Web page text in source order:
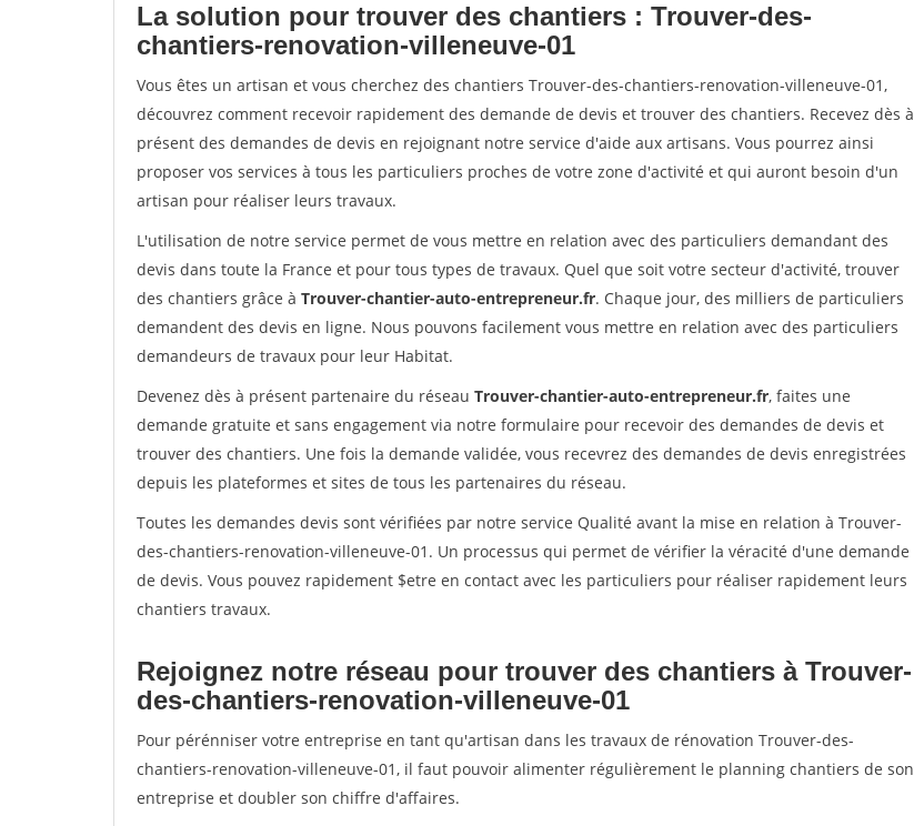
La solution pour trouver des chantiers : Trouver-des-
chantiers-renovation-villeneuve-01
Vous êtes un artisan et vous cherchez des chantiers Trouver-des-chantiers-renovation-villeneuve-01,
découvrez comment recevoir rapidement des demande de devis et trouver des chantiers. Recevez dès à
présent des demandes de devis en rejoignant notre service d'aide aux artisans. Vous pourrez ainsi
proposer vos services à tous les particuliers proches de votre zone d'activité et qui auront besoin d'un
artisan pour réaliser leurs travaux.
L'utilisation de notre service permet de vous mettre en relation avec des particuliers demandant des
devis dans toute la France et pour tous types de travaux. Quel que soit votre secteur d'activité, trouver
des chantiers grâce à Trouver-chantier-auto-entrepreneur.fr. Chaque jour, des milliers de particuliers
demandent des devis en ligne. Nous pouvons facilement vous mettre en relation avec des particuliers
demandeurs de travaux pour leur Habitat.
Devenez dès à présent partenaire du réseau Trouver-chantier-auto-entrepreneur.fr, faites une
demande gratuite et sans engagement via notre formulaire pour recevoir des demandes de devis et
trouver des chantiers. Une fois la demande validée, vous recevrez des demandes de devis enregistrées
depuis les plateformes et sites de tous les partenaires du réseau.
Toutes les demandes devis sont vérifiées par notre service Qualité avant la mise en relation à Trouver-
des-chantiers-renovation-villeneuve-01. Un processus qui permet de vérifier la véracité d'une demande
de devis. Vous pouvez rapidement $etre en contact avec les particuliers pour réaliser rapidement leurs
chantiers travaux.
Rejoignez notre réseau pour trouver des chantiers à Trouver-
des-chantiers-renovation-villeneuve-01
Pour pérénniser votre entreprise en tant qu'artisan dans les travaux de rénovation Trouver-des-
chantiers-renovation-villeneuve-01, il faut pouvoir alimenter régulièrement le planning chantiers de son
entreprise et doubler son chiffre d'affaires.